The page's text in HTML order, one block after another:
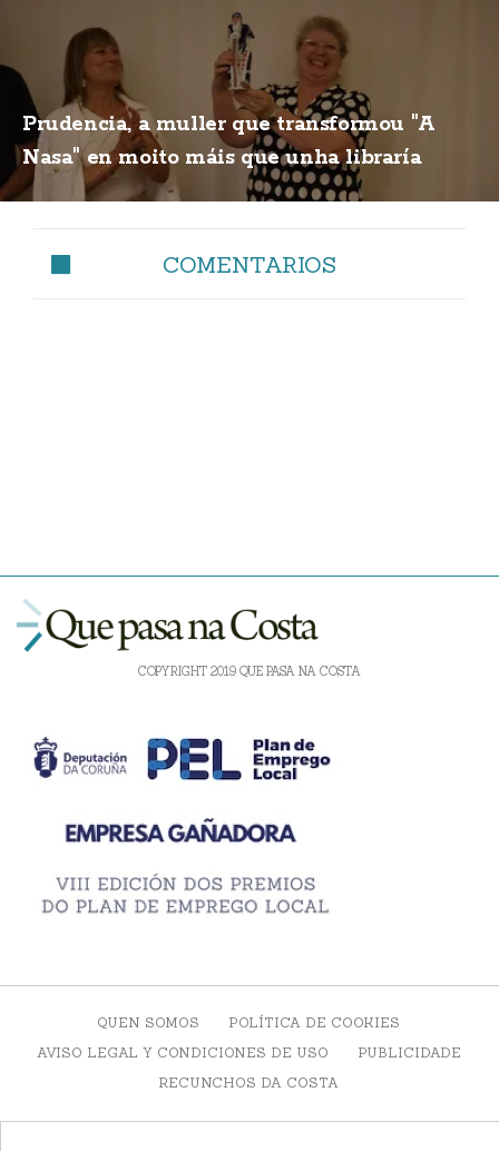
Prudencia, a muller que transformou "A
Nasa" en moito máis que unha libraría
COMENTARIOS
COPYRIGHT 2019 QUE PASA NA COSTA
QUEN SOMOS
POLÍTICA DE COOKIES
AVISO LEGAL Y CONDICIONES DE USO
PUBLICIDADE
RECUNCHOS DA COSTA